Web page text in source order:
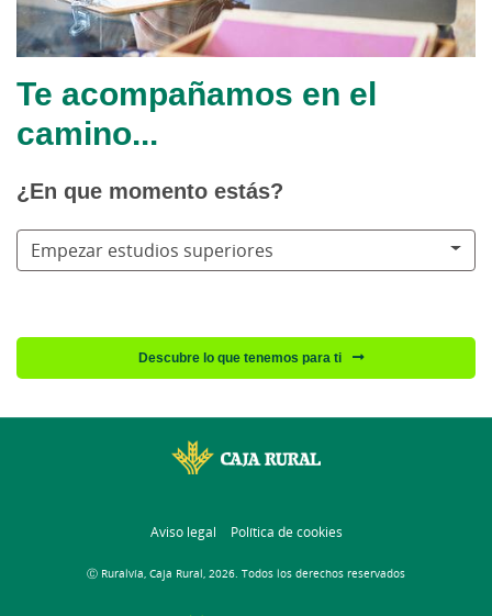
Te acompañamos en el
camino...
¿En que momento estás?
Empezar estudios superiores
Descubre lo que tenemos para ti
Aviso legal Política de cookies
Ⓒ Ruralvía, Caja Rural, 2026. Todos los derechos reservados